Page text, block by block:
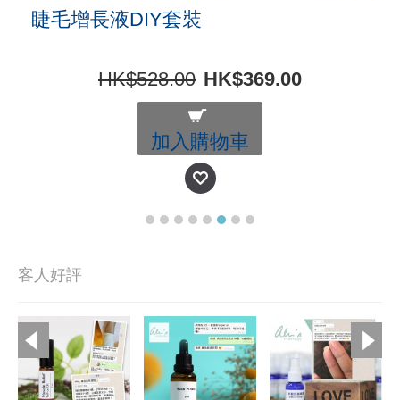
睫毛增長液DIY套裝
HK$528.00 HK$369.00
加入購物車
客人好評